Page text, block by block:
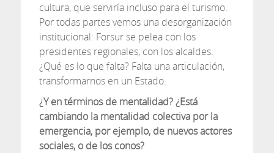
cultura, que serviría incluso para el turismo.
Por todas partes vemos una desorganización
institucional: Forsur se pelea con los
presidentes regionales, con los alcaldes.
¿Qué es lo que falta? Falta una articulación,
transformarnos en un Estado.
¿Y en términos de mentalidad? ¿Está
cambiando la mentalidad colectiva por la
emergencia, por ejemplo, de nuevos actores
sociales, o de los conos?